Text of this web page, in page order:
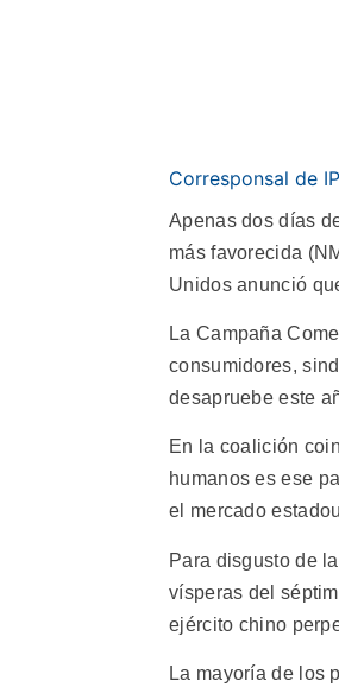
Corresponsal de
Apenas dos días
más favorecida
Unidos anunció
La Campaña
consumidores,
desapruebe este
En la coalición
humanos es ese
el mercado
Para disgusto de
vísperas del
ejército chino
La mayoría de los